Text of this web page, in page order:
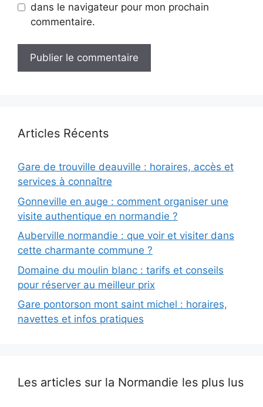
dans le navigateur pour mon prochain
commentaire.
Articles Récents
Gare de trouville deauville : horaires, accès et
services à connaître
Gonneville en auge : comment organiser une
visite authentique en normandie ?
Auberville normandie : que voir et visiter dans
cette charmante commune ?
Domaine du moulin blanc : tarifs et conseils
pour réserver au meilleur prix
Gare pontorson mont saint michel : horaires,
navettes et infos pratiques
Les articles sur la Normandie les plus lus